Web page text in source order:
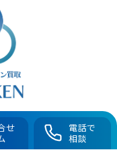
本町田1173-1
せ
電話で
相談